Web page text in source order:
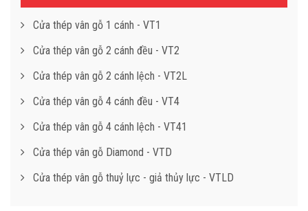
Cửa thép vân gỗ 1 cánh - VT1
Cửa thép vân gỗ 2 cánh đều - VT2
Cửa thép vân gỗ 2 cánh lệch - VT2L
Cửa thép vân gỗ 4 cánh đều - VT4
Cửa thép vân gỗ 4 cánh lệch - VT41
Cửa thép vân gỗ Diamond - VTD
Cửa thép vân gỗ thuỷ lực - giả thủy lực - VTLD